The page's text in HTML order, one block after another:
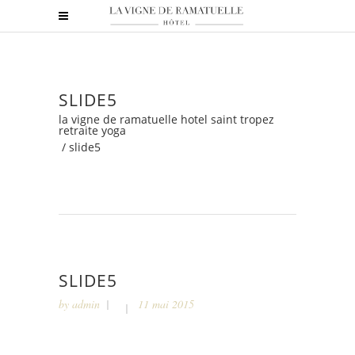
SLIDE5
la vigne de ramatuelle hotel saint tropez
retraite yoga
/ slide5
SLIDE5
by admin 11 mai 2015